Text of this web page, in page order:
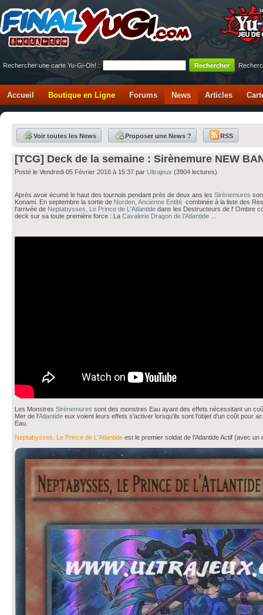
Rechercher une carte Yu-Gi-Oh! :
Accueil Boutique en Ligne Forums News Articles
Voir toutes les News Proposer une News ? RSS
[TCG] Deck de la semaine : Sirènemure NEW
Posté le Vendredi 05 Février 2016 à 15:37 par Ultrajeux (3904 lectures)
Après avoir écumé le haut des tournois pendant près de deux ans les Sirènemures
Konami. En septembre la sortie de Norden, Ancienne Entité combinée à la liste des
l'arrivée de Neptabysses, Le Prince de L'Atlantide dans les Destructeurs de l' Ombre
deck sur sa toute première force : La Cavalerie Dragon de l'Atlantide
Les Monstres Sirènemures sont des monstres Eau ayant des effets nécessitant un
Mer de l'Atlantide eux voient leurs effets s'activer lorsqu'ils sont l'objet d'un coût pour
Eau.
Neptabysses, Le Prince de L'Atlantide est le premier soldat de l'Atlantide Actif (avec